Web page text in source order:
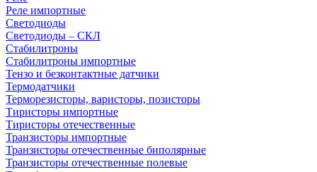
Реле импортные
Светодиоды
Светодиоды – СКЛ
Стабилитроны
Стабилитроны импортные
Тензо и безконтактные датчики
Термодатчики
Терморезисторы, варисторы, позисторы
Тиристоры импортные
Тиристоры отечественные
Транзисторы импортные
Транзисторы отечественные биполярные
Транзисторы отечественные полевые